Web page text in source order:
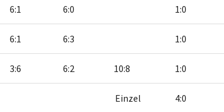
6:1 6:0 1:0
6:1 6:3 1:0
3:6 6:2 10:8 1:0
Einzel 4:0